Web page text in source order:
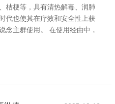
桔梗等，具有清热解毒、润肺
代也使其在疗效和安全性上获
念主群使用。 在使用经由中，